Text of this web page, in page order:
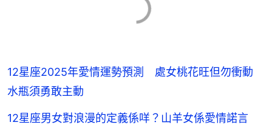
12星座2025年愛情運勢預測 處女桃花旺但勿衝動
水瓶須勇敢主動
12星座男女對浪漫的定義係咩？山羊女係愛情諾言